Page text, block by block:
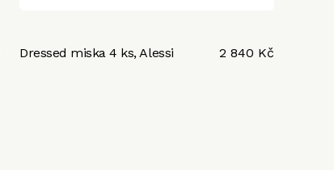
Dressed miska 4 ks, Alessi 2 840 Kč